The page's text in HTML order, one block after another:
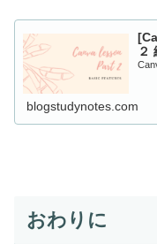
２
blogstudynotes.com
おわりに